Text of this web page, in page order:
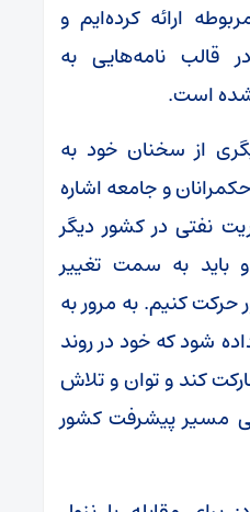
ارائه کرده‌ایم و
قالب نامه‌هایی به
شده است.
از سخنان خود به
و جامعه اشاره
نفتی در کشور دیگر
باید به سمت تغییر
کنیم. به مرور به
شود که خود در روند
کند و توان و تلاش
مسیر پیشرفت کشور